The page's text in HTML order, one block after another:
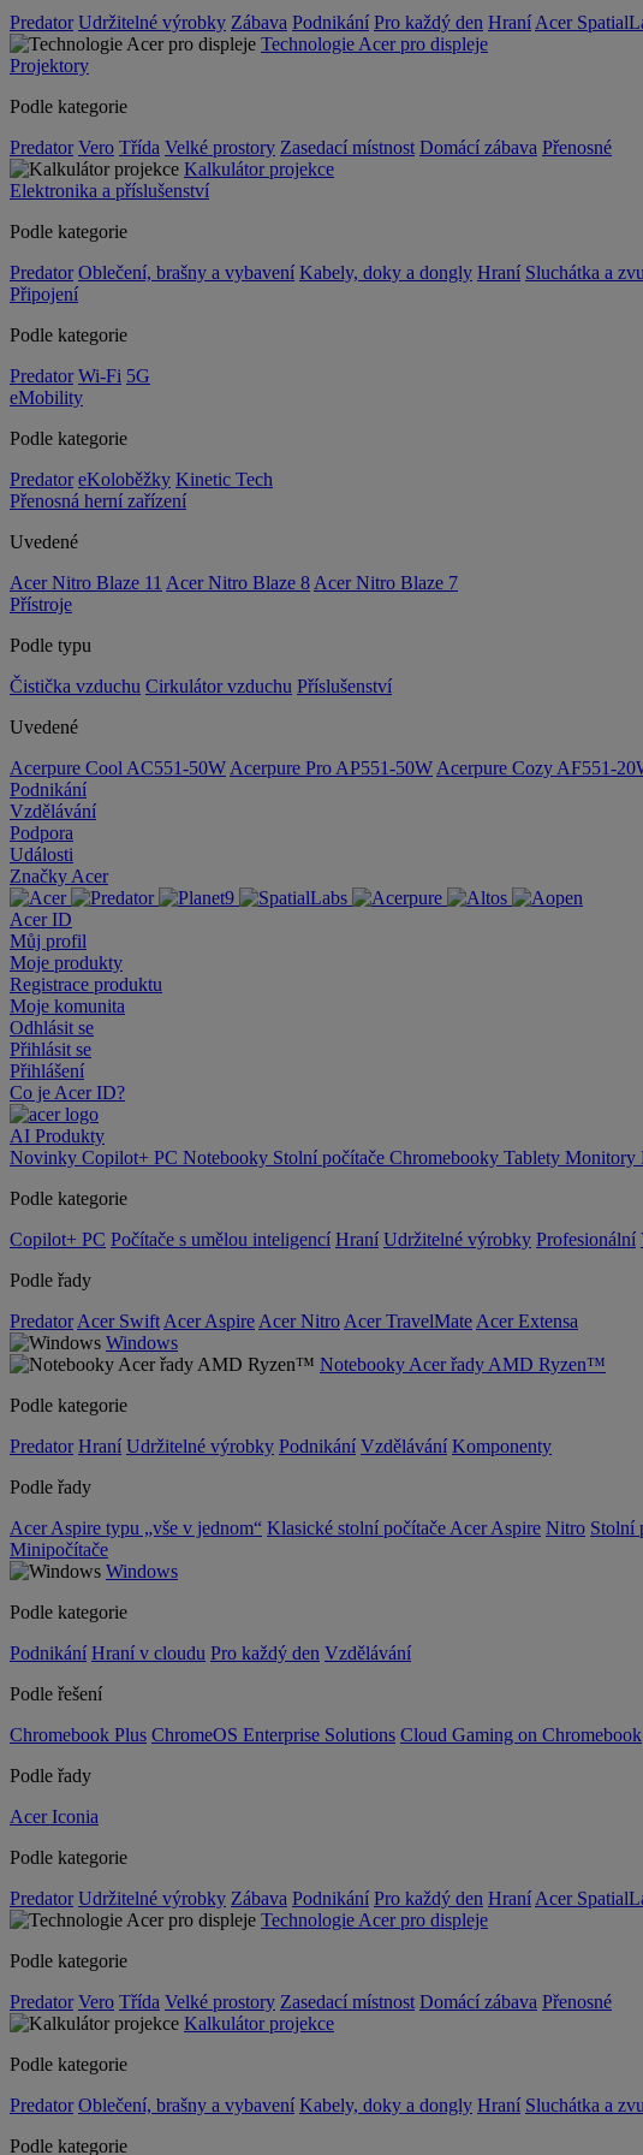
Predator Udržitelné výrobky Zábava Podnikání Pro každý den Hraní Acer
Technologie Acer pro displeje
Projektory
Podle kategorie
Predator Vero Třída Velké prostory Zasedací místnost Domácí zábava Přenosné
Kalkulátor projekce
Elektronika a příslušenství
Podle kategorie
Predator Oblečení, brašny a vybavení Kabely, doky a dongly Hraní Sluchátka a
Připojení
Podle kategorie
Predator Wi-Fi 5G
eMobility
Podle kategorie
Predator eKoloběžky Kinetic Tech
Přenosná herní zařízení
Uvedené
Acer Nitro Blaze 11 Acer Nitro Blaze 8 Acer Nitro Blaze 7
Přístroje
Podle typu
Čistička vzduchu Cirkulátor vzduchu Příslušenství
Uvedené
Acerpure Cool AC551-50W Acerpure Pro AP551-50W Acerpure Cozy AF551-
Podnikání
Vzdělávání
Podpora
Události
Značky Acer
Acer ID
Můj profil
Moje produkty
Registrace produktu
Moje komunita
Odhlásit se
Přihlásit se
Přihlášení
Co je Acer ID?
AI Produkty
Novinky Copilot+ PC Notebooky Stolní počítače Chromebooky Tablety Monitory
Podle kategorie
Copilot+ PC Počítače s umělou inteligencí Hraní Udržitelné výrobky Profesionální
Podle řady
Predator Acer Swift Acer Aspire Acer Nitro Acer TravelMate Acer Extensa
Windows
Notebooky Acer řady AMD Ryzen™
Podle kategorie
Predator Hraní Udržitelné výrobky Podnikání Vzdělávání Komponenty
Podle řady
Acer Aspire typu „vše v jednom“ Klasické stolní počítače Acer Aspire Nitro Stolní
Minipočítače
Windows
Podle kategorie
Podnikání Hraní v cloudu Pro každý den Vzdělávání
Podle řešení
Chromebook Plus ChromeOS Enterprise Solutions Cloud Gaming on Chromebook
Podle řady
Acer Iconia
Podle kategorie
Predator Udržitelné výrobky Zábava Podnikání Pro každý den Hraní Acer
Technologie Acer pro displeje
Podle kategorie
Predator Vero Třída Velké prostory Zasedací místnost Domácí zábava Přenosné
Kalkulátor projekce
Podle kategorie
Predator Oblečení, brašny a vybavení Kabely, doky a dongly Hraní Sluchátka a
Podle kategorie